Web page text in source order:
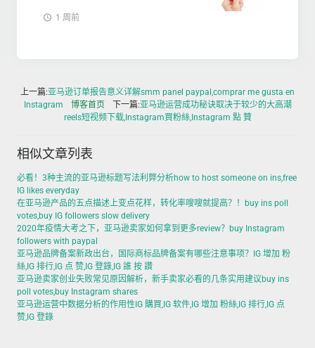
1 周前
上一篇:亚马逊订单报告意义详解smm panel paypal,comprar me gusta en
Instagram
博客首页 下一篇:亚马逊运营成功秘诀取决于较少的大高潮
reels短视频下载,Instagram買粉絲,Instagram 點 贊
相似文章列表
必看！3种主流的亚马逊标题写法利弊分析how to host someone on ins,free
IG likes everyday
在亚马逊产品的五点描述上变点花样，转化率嗖嗖就提高？！buy ins poll
votes,buy IG followers slow delivery
2020年疫情大考之下，亚马逊卖家如何拿到更多review？buy Instagram
followers with paypal
亚马逊品牌备案新政出台，国际商标品牌备案有哪些注意事项？IG 增加 粉
絲,IG 排行,IG 点 赞,IG 登錄,IG 誰 按 讚
亚马逊卖家创业失败常见原因解析，新手卖家必看的几条实用建议buy ins
poll votes,buy Instagram shares
亚马逊运营中数据分析的作用性IG 購買,IG 软件,IG 增加 粉絲,IG 排行,IG 点
赞,IG 登錄